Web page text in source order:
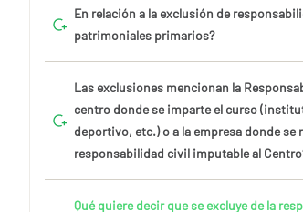
En relación a la exclusión de
patrimoniales primarios?
Las exclusiones mencionan la
centro donde se imparte el curso
deportivo, etc.) o a la empresa donde se
responsabilidad civil imputable al
Qué quiere decir que se excluye de la